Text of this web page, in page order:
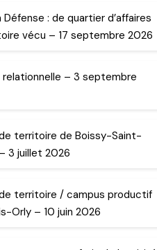
Défense : de quartier d’affaires
vécu – 17 septembre 2026
relationnelle – 3 septembre
territoire de Boissy-Saint-
3 juillet 2026
territoire / campus productif
Orly – 10 juin 2026